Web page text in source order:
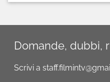
Domande, dubbi,
Scrivi a